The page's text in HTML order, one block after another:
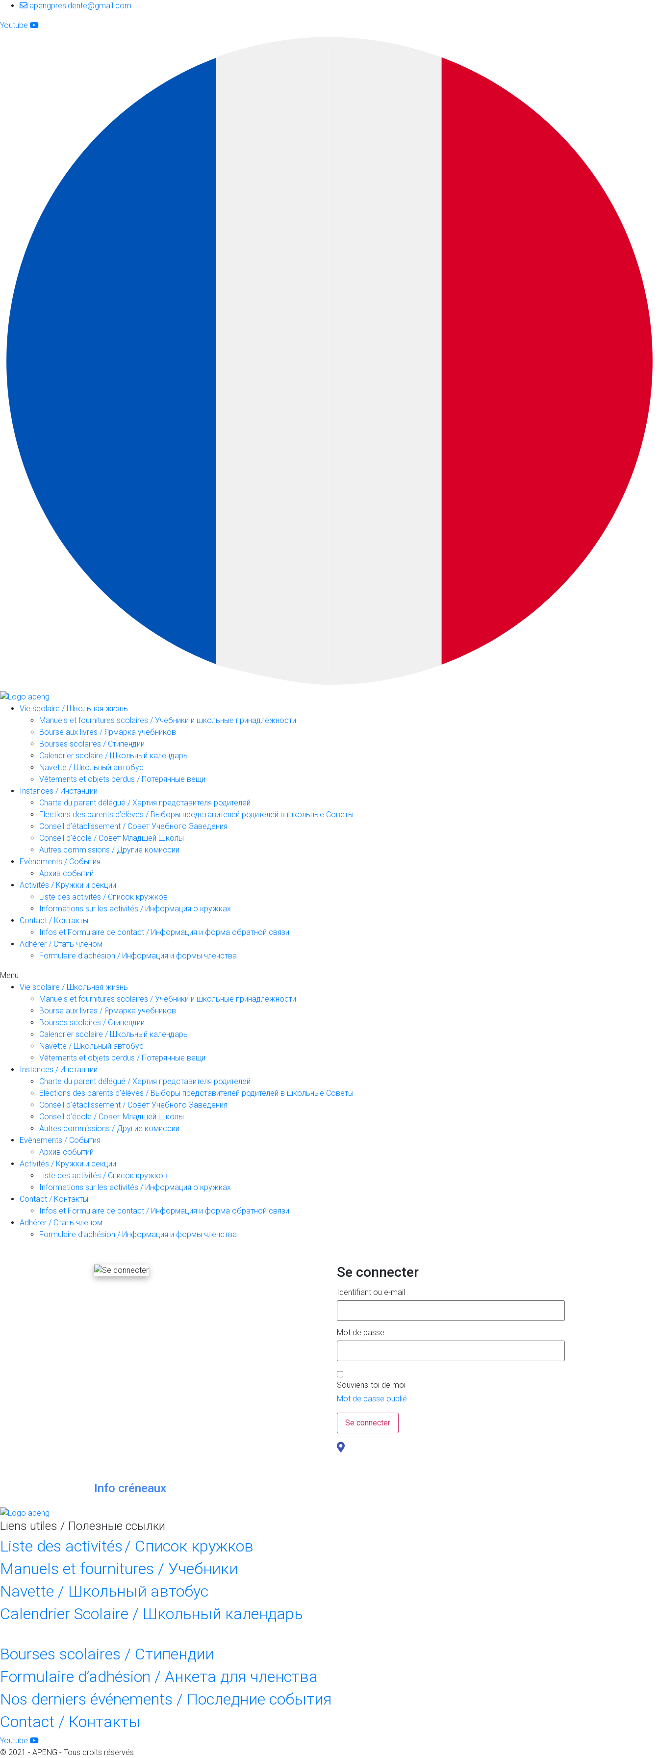
apengpresidente@gmail.com
Youtube
Vie scolaire / Школьная жизнь
Manuels et fournitures scolaires / Учебники и школьные принадлежности
Bourse aux livres / Ярмарка учебников
Bourses scolaires / Стипендии
Calendrier scolaire / Школьный календарь
Navette / Школьный автобус
Vêtements et objets perdus / Потерянные вещи
Instances / Инстанции
Charte du parent délégué / Хартия представителя родителей
Elections des parents d’élèves / Выборы представителей родителей в школьные Советы
Conseil d’établissement / Совет Учебного Заведения
Conseil d’école / Совет Младшей Школы
Autres commissions / Другие комиссии
Evènements / События
Архив событий
Activités / Кружки и секции
Liste des activités / Список кружков
Informations sur les activités / Информация о кружках
Contact / Контакты
Infos et Formulaire de contact / Информация и форма обратной связи
Adhérer / Стать членом
Formulaire d’adhésion / Информация и формы членства
Menu
Vie scolaire / Школьная жизнь
Manuels et fournitures scolaires / Учебники и школьные принадлежности
Bourse aux livres / Ярмарка учебников
Bourses scolaires / Стипендии
Calendrier scolaire / Школьный календарь
Navette / Школьный автобус
Vêtements et objets perdus / Потерянные вещи
Instances / Инстанции
Charte du parent délégué / Хартия представителя родителей
Elections des parents d’élèves / Выборы представителей родителей в школьные Советы
Conseil d’établissement / Совет Учебного Заведения
Conseil d’école / Совет Младшей Школы
Autres commissions / Другие комиссии
Evènements / События
Архив событий
Activités / Кружки и секции
Liste des activités / Список кружков
Informations sur les activités / Информация о кружках
Contact / Контакты
Infos et Formulaire de contact / Информация и форма обратной связи
Adhérer / Стать членом
Formulaire d’adhésion / Информация и формы членства
Se connecter
Identifiant ou e-mail
Mot de passe
Souviens-toi de moi
Mot de passe oublié
Info créneaux
Liens utiles / Полезные ссылки
Liste des activités / Список кружков
Manuels et fournitures / Учебники
Navette / Школьный автобус
Calendrier Scolaire / Школьный календарь
Bourses scolaires / Стипендии
Formulaire d’adhésion / Анкета для членства
Nos derniers événements / Последние события
Contact / Контакты
Youtube
© 2021 - APENG - Tous droits réservés